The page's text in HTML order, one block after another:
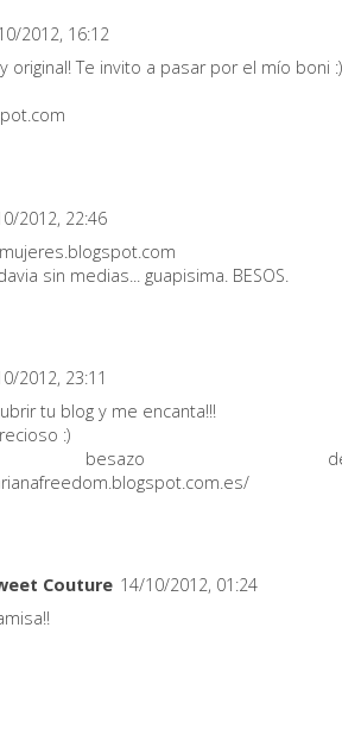
2012, 16:12
original! Te invito a pasar por el mío boni :)
2012, 22:46
sin medias... guapisima. BESOS.
2012, 23:11
tu blog y me encanta!!!
:)
Couture 14/10/2012, 01:24